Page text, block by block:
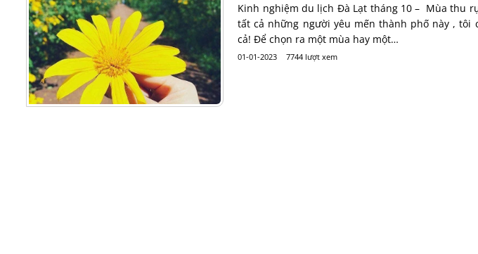
Kinh nghiệm du lịch Đà Lạt tháng 10 – Mùa thu
tất cả những người yêu mến thành phố này , tôi
cả! Để chọn ra một mùa hay một…
01-01-2023 7744 lượt xem